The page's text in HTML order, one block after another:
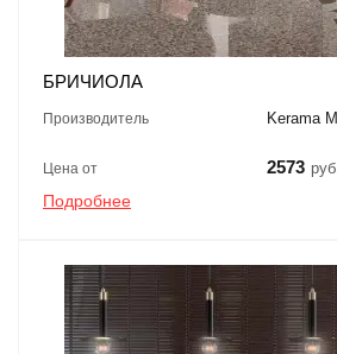
БРИЧИОЛА
Производитель Kerama
Цена от 2573
Подробнее